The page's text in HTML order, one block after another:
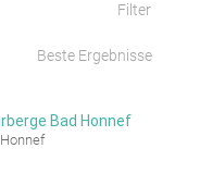
Filter
Beste Ergebnisse
Bad Honnef